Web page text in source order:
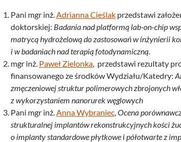
Pani mgr inż.Adrianna Cieślak przedstawi
doktorskiej: Badania nad platformą lab-on-chip
matrycą hydrożelową do zastosowań w inżynierii
i w badaniach nad terapią fotodynamiczną.
mgr inż. Paweł Zielonka, przedstawi rezultaty
finansowanego ze środków Wydziału/Katedry:
zmęczeniowej struktur polimerowych zbrojonych
z wykorzystaniem nanorurek węglowych
Pani mgr inż.Anna Wybraniec,Ocena
strukturalnej implantów rekonstrukcyjnych kości
o implanty standardowe płytkowe i półotwarte z